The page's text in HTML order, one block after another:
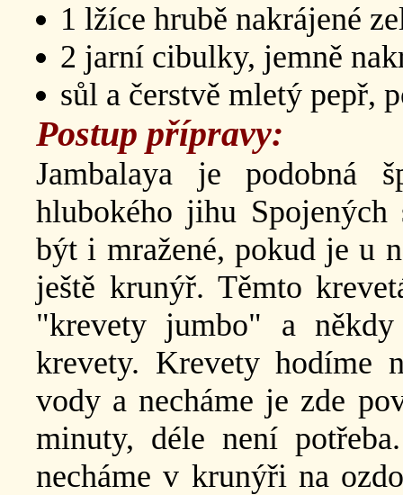
1 lžíce hrubě nakrájené
2 jarní cibulky, jemně
sůl a čerstvě mletý pepř,
Postup přípravy:
Jambalaya je podobná
hlubokého jihu Spojených
být i mražené, pokud je u
ještě krunýř. Těmto
"krevety jumbo" a
krevety. Krevety
vody a necháme je zde
minuty, déle není
necháme v krunýři na